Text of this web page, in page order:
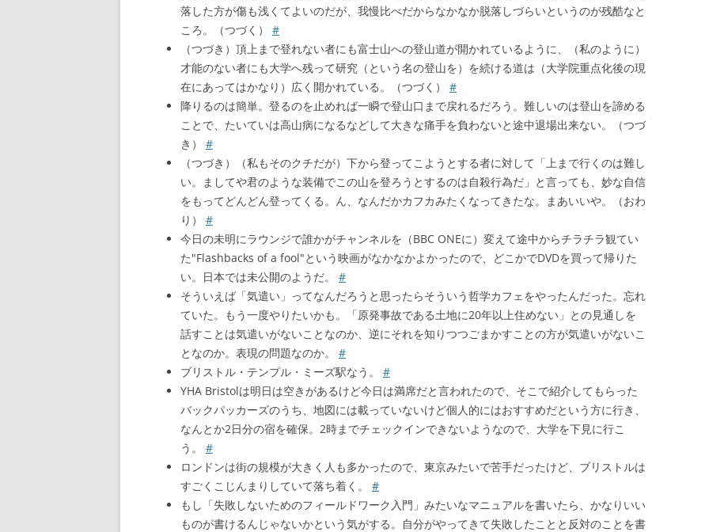
落した方が傷も浅くてよいのだが、我慢比べだからなかなか脱落しづらいというのが残酷なと
ころ。（つづく） #
（つづき）頂上まで登れない者にも富士山への登山道が開かれているように、（私のように）
才能のない者にも大学へ残って研究（という名の登山を）を続ける道は（大学院重点化後の現
在にあってはかなり）広く開かれている。（つづく） #
降りるのは簡単。登るのを止めれば一瞬で登山口まで戻れるだろう。難しいのは登山を諦める
ことで、たいていは高山病になるなどして大きな痛手を負わないと途中退場出来ない。（つづ
き） #
（つづき）（私もそのクチだが）下から登ってこようとする者に対して「上まで行くのは難し
い。ましてや君のような装備でこの山を登ろうとするのは自殺行為だ」と言っても、妙な自信
をもってどんどん登ってくる。ん、なんだかカフカみたくなってきたな。まあいいや。（おわ
り） #
今日の未明にラウンジで誰かがチャンネルを（BBC ONEに）変えて途中からチラチラ観てい
た"Flashbacks of a fool"という映画がなかなかよかったので、どこかでDVDを買って帰りた
い。日本では未公開のようだ。 #
そういえば「気遣い」ってなんだろうと思ったらそういう哲学カフェをやったんだった。忘れ
ていた。もう一度やりたいかも。「原発事故である土地に20年以上住めない」との見通しを
話すことは気遣いがないことなのか、逆にそれを知りつつごまかすことの方が気遣いがないこ
となのか。表現の問題なのか。 #
ブリストル・テンプル・ミーズ駅なう。 #
YHA Bristolは明日は空きがあるけど今日は満席だと言われたので、そこで紹介してもらった
バックパッカーズのうち、地図には載っていないけど個人的にはおすすめだという方に行き、
なんとか2日分の宿を確保。2時までチェックインできないようなので、大学を下見に行こ
う。 #
ロンドンは街の規模が大きく人も多かったので、東京みたいで苦手だったけど、ブリストルは
すごくこじんまりしていて落ち着く。 #
もし「失敗しないためのフィールドワーク入門」みたいなマニュアルを書いたら、かなりいい
ものが書けるんじゃないかという気がする。自分がやってきて失敗したことと反対のことを書